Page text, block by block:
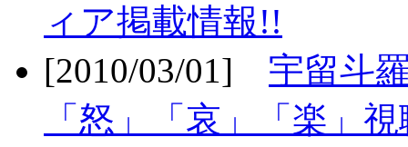
ィア掲載情報!!
[2010/03/01] 宇留斗
「怒」「哀」「楽」